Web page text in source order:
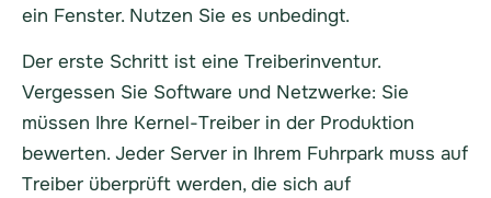
ein Fenster. Nutzen Sie es unbedingt.
Der erste Schritt ist eine Treiberinventur.
Vergessen Sie Software und Netzwerke: Sie
müssen Ihre Kernel-Treiber in der Produktion
bewerten. Jeder Server in Ihrem Fuhrpark muss auf
Treiber überprüft werden, die sich auf